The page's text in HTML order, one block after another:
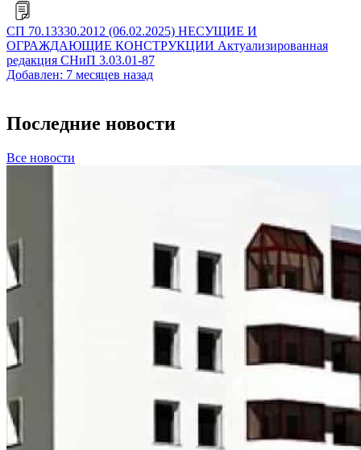
СП 70.13330.2012 (06.02.2025) НЕСУЩИЕ И
ОГРАЖДАЮЩИЕ КОНСТРУКЦИИ Актуализированная
редакция СНиП 3.03.01-87
Добавлен: 7 месяцев назад
Последние новости
Все новости